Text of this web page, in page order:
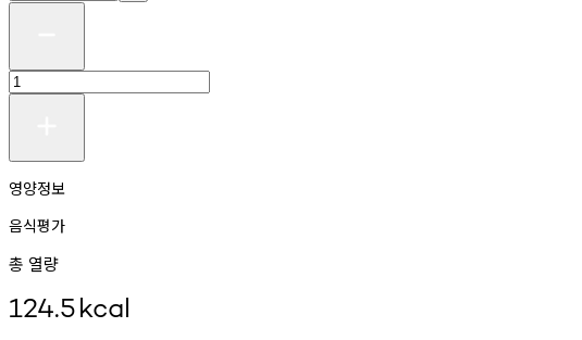
영양정보
음식평가
총 열량
124.5kcal